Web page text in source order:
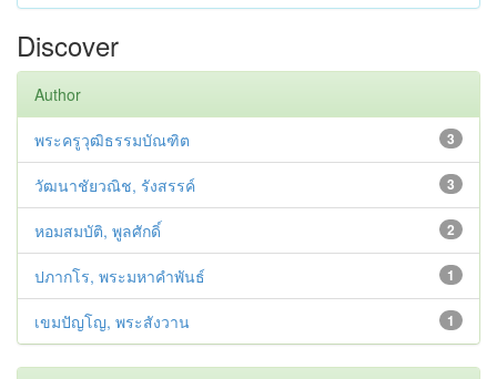
Discover
Author
3
พระครูวุฒิธรรมบัณฑิต
3
วัฒนาชัยวณิช, รังสรรค์
2
หอมสมบัติ, พูลศักดิ์
1
ปภากโร, พระมหาคำพันธ์
1
เขมปัญโญ, พระสังวาน